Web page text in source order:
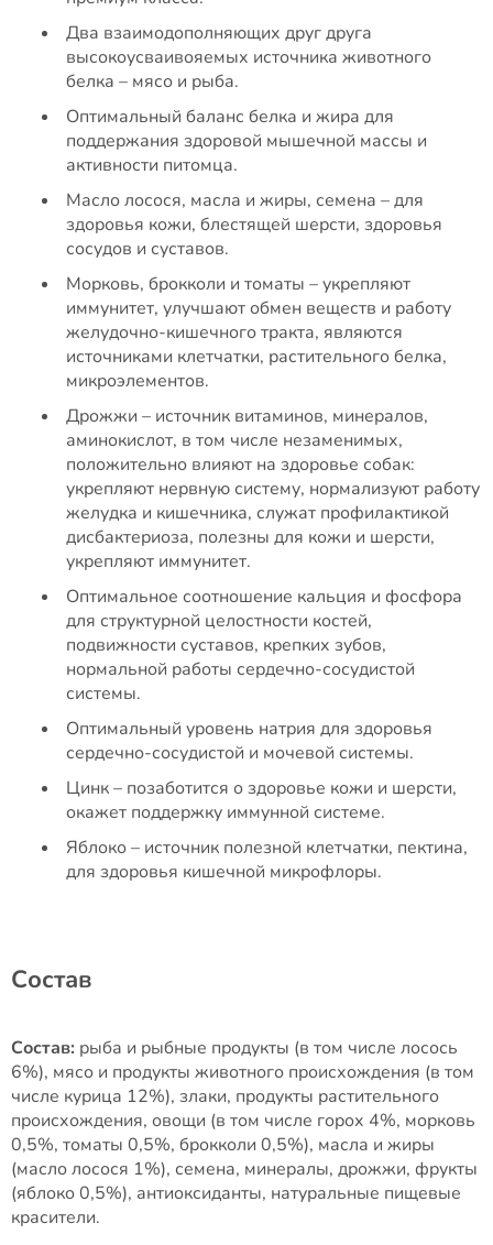
Два взаимодополняющих друг друга
высокоусваивояемых источника животного
белка – мясо и рыба.
Оптимальный баланс белка и жира для
поддержания здоровой мышечной массы и
активности питомца.
Масло лосося, масла и жиры, семена – для
здоровья кожи, блестящей шерсти, здоровья
сосудов и суставов.
Морковь, брокколи и томаты – укрепляют
иммунитет, улучшают обмен веществ и работу
желудочно-кишечного тракта, являются
источниками клетчатки, растительного белка,
микроэлементов.
Дрожжи – источник витаминов, минералов,
аминокислот, в том числе незаменимых,
положительно влияют на здоровье собак:
укрепляют нервную систему, нормализуют работу
желудка и кишечника, служат профилактикой
дисбактериоза, полезны для кожи и шерсти,
укрепляют иммунитет.
Оптимальное соотношение кальция и фосфора
для структурной целостности костей,
подвижности суставов, крепких зубов,
нормальной работы сердечно-сосудистой
системы.
Оптимальный уровень натрия для здоровья
сердечно-сосудистой и мочевой системы.
Цинк – позаботится о здоровье кожи и шерсти,
окажет поддержку иммунной системе.
Яблоко – источник полезной клетчатки, пектина,
для здоровья кишечной микрофлоры.
Состав
Состав: рыба и рыбные продукты (в том числе лосось
6%), мясо и продукты животного происхождения (в том
числе курица 12%), злаки, продукты растительного
происхождения, овощи (в том числе горох 4%, морковь
0,5%, томаты 0,5%, брокколи 0,5%), масла и жиры
(масло лосося 1%), семена, минералы, дрожжи, фрукты
(яблоко 0,5%), антиоксиданты, натуральные пищевые
красители.